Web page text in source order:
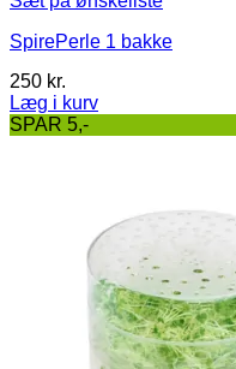
SpirePerle 1 bakke
250 kr.
Læg i kurv
SPAR 5,-